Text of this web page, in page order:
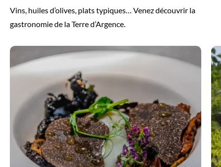
Vins, huiles d’olives, plats typiques… Venez découvrir la
gastronomie de la Terre d’Argence.